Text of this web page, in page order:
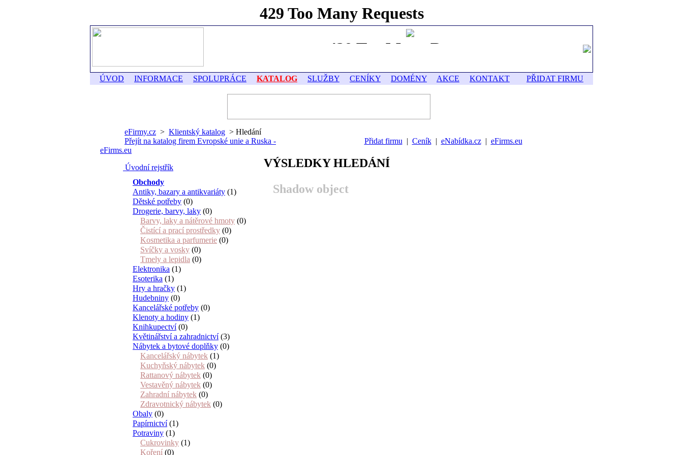
ÚVOD INFORMACE SPOLUPRÁCE KATALOG SLUŽBY CENÍKY DOMÉNY AKCE KONTAKT PŘIDAT FIRMU
eFirmy.cz > Klientský katalog > Hledání
Přejít na katalog firem Evropské unie a Ruska -
eFirms.eu
Přidat firmu | Ceník| eNabídka.cz| eFirms.eu
Úvodní rejstřík
Obchody
Antiky, bazary a antikvariáty (1)
Dětské potřeby (0)
Drogerie, barvy, laky (0)
Barvy, laky a nátěrové hmoty (0)
Čistící a prací prostředky (0)
Kosmetika a parfumerie (0)
Svíčky a vosky (0)
Tmely a lepidla (0)
Elektronika (1)
Esoterika (1)
Hry a hračky (1)
Hudebniny (0)
Kancelářské potřeby (0)
Klenoty a hodiny (1)
Knihkupectví(0)
Květinářství a zahradnictví(3)
Nábytek a bytové doplňky (0)
Kancelářský nábytek (1)
Kuchyňský nábytek (0)
Rattanový nábytek (0)
Vestavěný nábytek (0)
Zahradní nábytek (0)
Zdravotnický nábytek (0)
Obaly (0)
Papírnictví(1)
Potraviny (1)
Cukrovinky (1)
Koření (0)
VÝSLEDKY HLEDÁNÍ
Shadow object